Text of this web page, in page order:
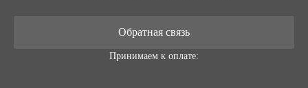
Обратная связь
Принимаем к оплате: